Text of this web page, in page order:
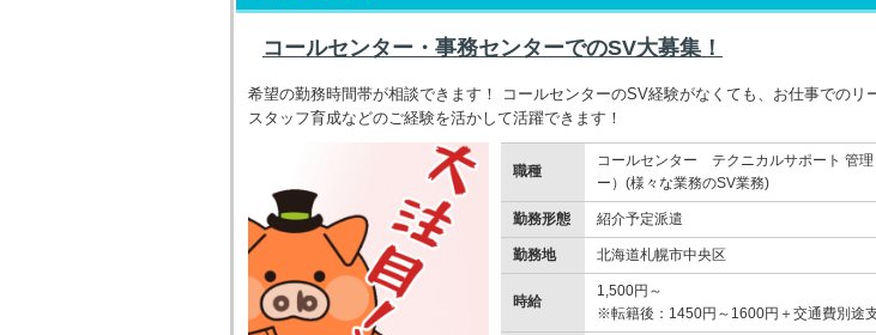
コールセンター・事務センターでのSV大募集！
希望の勤務時間帯が相談できます！ コールセンターのSV経験がなくても、お仕事でのリ
スタッフ育成などのご経験を活かして活躍できます！
職種
コールセンター テクニカルサポート 管
ー）(様々な業務のSV業務)
勤務形態 紹介予定派遣
勤務地 北海道札幌市中央区
時給
1,500円～
※転籍後：1450円～1600円＋交通費別途